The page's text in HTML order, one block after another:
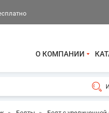
О КОМПАНИИ